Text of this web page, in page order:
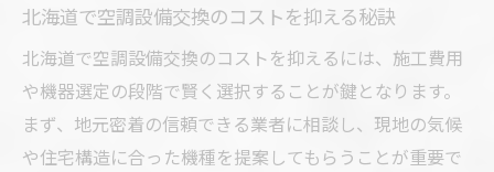
北海道で空調設備交換のコストを抑える秘訣
北海道で空調設備交換のコストを抑えるには、施工費用
や機器選定の段階で賢く選択することが鍵となります。
まず、地元密着の信頼できる業者に相談し、現地の気候
や住宅構造に合った機種を提案してもらうことが重要で